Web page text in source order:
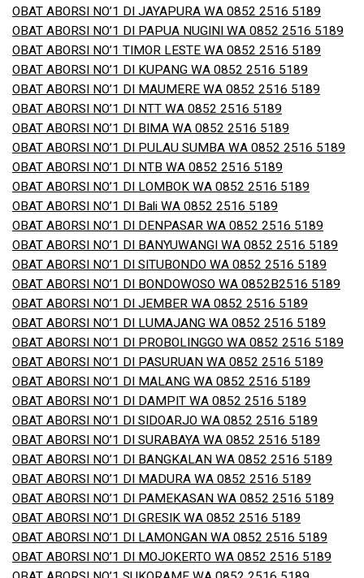
OBAT ABORSI NO’1 DI JAYAPURA WA 0852 2516 5189
OBAT ABORSI NO’1 DI PAPUA NUGINI WA 0852 2516 5189
OBAT ABORSI NO’1 TIMOR LESTE WA 0852 2516 5189
OBAT ABORSI NO’1 DI KUPANG WA 0852 2516 5189
OBAT ABORSI NO’1 DI MAUMERE WA 0852 2516 5189
OBAT ABORSI NO’1 DI NTT WA 0852 2516 5189
OBAT ABORSI NO’1 DI BIMA WA 0852 2516 5189
OBAT ABORSI NO’1 DI PULAU SUMBA WA 0852 2516 5189
OBAT ABORSI NO’1 DI NTB WA 0852 2516 5189
OBAT ABORSI NO’1 DI LOMBOK WA 0852 2516 5189
OBAT ABORSI NO’1 DI Bali WA 0852 2516 5189
OBAT ABORSI NO’1 DI DENPASAR WA 0852 2516 5189
OBAT ABORSI NO’1 DI BANYUWANGI WA 0852 2516 5189
OBAT ABORSI NO’1 DI SITUBONDO WA 0852 2516 5189
OBAT ABORSI NO’1 DI BONDOWOSO WA 0852B2516 5189
OBAT ABORSI NO’1 DI JEMBER WA 0852 2516 5189
OBAT ABORSI NO’1 DI LUMAJANG WA 0852 2516 5189
OBAT ABORSI NO’1 DI PROBOLINGGO WA 0852 2516 5189
OBAT ABORSI NO’1 DI PASURUAN WA 0852 2516 5189
OBAT ABORSI NO’1 DI MALANG WA 0852 2516 5189
OBAT ABORSI NO’1 DI DAMPIT WA 0852 2516 5189
OBAT ABORSI NO’1 DI SIDOARJO WA 0852 2516 5189
OBAT ABORSI NO’1 DI SURABAYA WA 0852 2516 5189
OBAT ABORSI NO’1 DI BANGKALAN WA 0852 2516 5189
OBAT ABORSI NO’1 DI MADURA WA 0852 2516 5189
OBAT ABORSI NO’1 DI PAMEKASAN WA 0852 2516 5189
OBAT ABORSI NO’1 DI GRESIK WA 0852 2516 5189
OBAT ABORSI NO’1 DI LAMONGAN WA 0852 2516 5189
OBAT ABORSI NO’1 DI MOJOKERTO WA 0852 2516 5189